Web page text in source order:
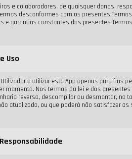
e colaboradores, de quaisquer danos,
desconformes com os presentes
garantias constantes dos presentes
Uso
a utilizar esta App apenas para
momento. Nos termos da lei e dos
reversa, descompilar ou desmontar, no
atualizado, ou que poderá não satisfazer